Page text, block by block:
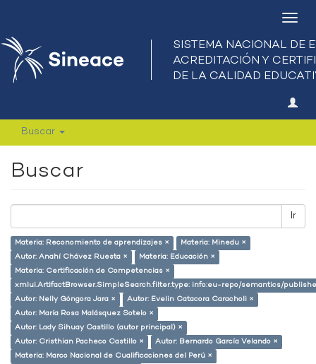
Buscar
Buscar
Ir
Materia: Reconomiento de aprendizajes ×
Materia: Minedu ×
Autor: Anahí Chávez Ruesta ×
Materia: Educación ×
Materia: Certificación de Competencias ×
xmlui.ArtifactBrowser.SimpleSearch.filter.type: info:eu-repo/semantics/
Autor: Nelly Góngora Jara ×
Autor: Evelin Catacora Caracholi ×
Autor: María Rosa Malásquez Sotelo ×
Autor: Lady Sihuay Castillo (autor principal) ×
Autor: Cristhian Pacheco Castillo ×
Autor: Bernardo García Velando ×
Materia: Marco Nacional de Cualificaciones del Perú ×